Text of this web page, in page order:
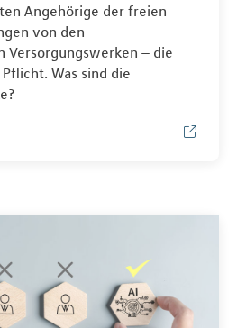
Angehörige der freien
von den
Versorgungswerken – die
Was sind die